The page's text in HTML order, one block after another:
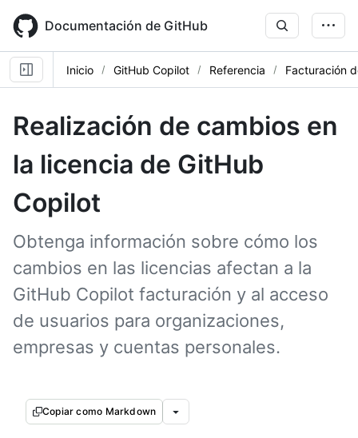
main
content
Documentación de GitHub
Inicio GitHub Copilot Referencia Facturación
Realización de cambios en
la licencia de GitHub
Copilot
Obtenga información sobre cómo los
cambios en las licencias afectan a la
GitHub Copilot facturación y al acceso
de usuarios para organizaciones,
empresas y cuentas personales.
Copiar como Markdown